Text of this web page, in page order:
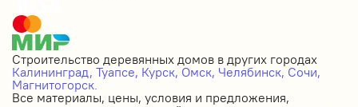
Строительство деревянных домов в других городах
Калининград, Туапсе, Курск, Омск, Челябинск, Сочи,
Магнитогорск.
Все материалы, цены, условия и предложения,